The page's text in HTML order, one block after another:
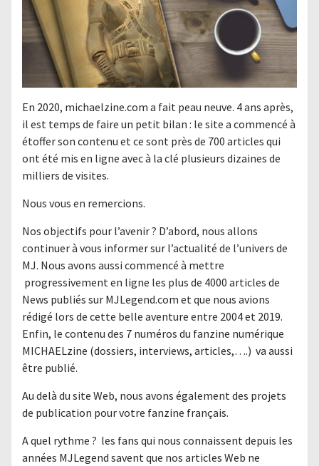
En 2020, michaelzine.com a fait peau neuve. 4 ans après,
il est temps de faire un petit bilan : le site a commencé à
étoffer son contenu et ce sont près de 700 articles qui
ont été mis en ligne avec à la clé plusieurs dizaines de
milliers de visites.
Nous vous en remercions.
Nos objectifs pour l’avenir ? D’abord, nous allons
continuer à vous informer sur l’actualité de l’univers de
MJ. Nous avons aussi commencé à mettre
progressivement en ligne les plus de 4000 articles de
News publiés sur MJLegend.com et que nous avions
rédigé lors de cette belle aventure entre 2004 et 2019.
Enfin, le contenu des 7 numéros du fanzine numérique
MICHAELzine (dossiers, interviews, articles,….) va aussi
être publié.
Au delà du site Web, nous avons également des projets
de publication pour votre fanzine français.
A quel rythme ? les fans qui nous connaissent depuis les
années MJLegend savent que nos articles Web ne